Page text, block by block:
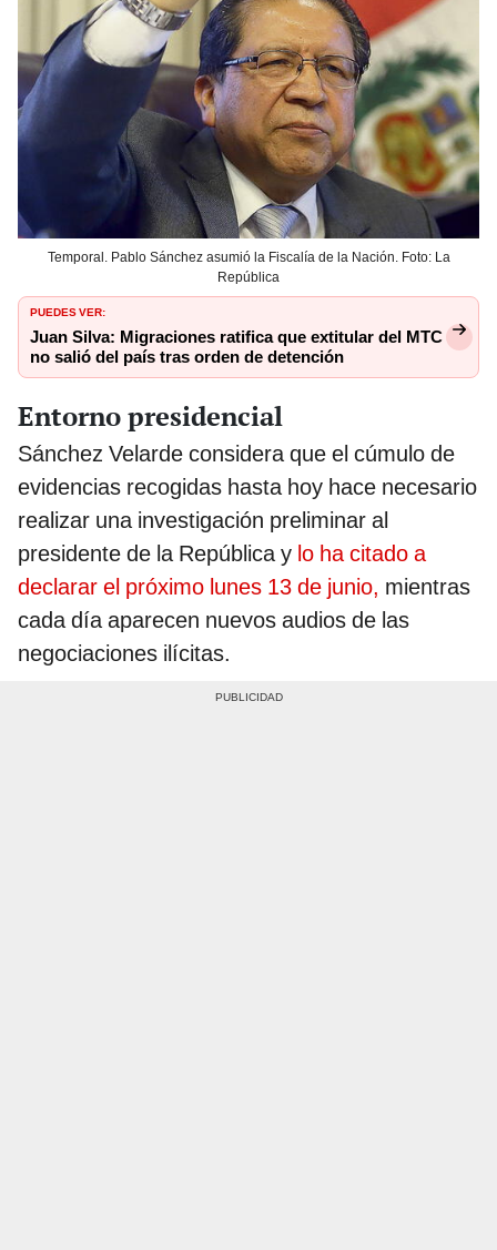
Temporal. Pablo Sánchez asumió la Fiscalía de la Nación. Foto: La
República
PUEDES VER:
Juan Silva: Migraciones ratifica que extitular del MTC
no salió del país tras orden de detención
Entorno presidencial
Sánchez Velarde considera que el cúmulo de
evidencias recogidas hasta hoy hace necesario
realizar una investigación preliminar al
presidente de la República y lo ha citado a
declarar el próximo lunes 13 de junio, mientras
cada día aparecen nuevos audios de las
negociaciones ilícitas.